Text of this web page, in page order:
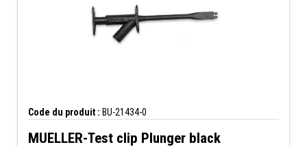
Code du produit : BU-21434-0
MUELLER-Test clip Plunger black